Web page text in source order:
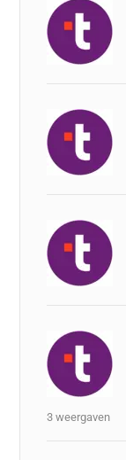
3 weergaven